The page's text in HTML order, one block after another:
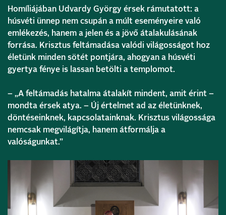
Homíliájában Udvardy György érsek rámutatott: a
húsvéti ünnep nem csupán a múlt eseményeire való
emlékezés, hanem a jelen és a jövő átalakulásának
forrása. Krisztus feltámadása valódi világosságot hoz
életünk minden sötét pontjára, ahogyan a húsvéti
gyertya fénye is lassan betölti a templomot.
– „A feltámadás hatalma átalakít mindent, amit érint –
mondta érsek atya. – Új értelmet ad az életünknek,
döntéseinknek, kapcsolatainknak. Krisztus világossága
nemcsak megvilágítja, hanem átformálja a
valóságunkat.”